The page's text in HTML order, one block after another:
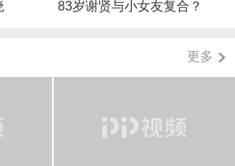
83岁谢贤与小女友复合？
更多